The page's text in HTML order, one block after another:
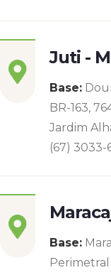
Juti -
Base:
BR-163,
Jardim
(67) 3033-
Base:
Perimetral